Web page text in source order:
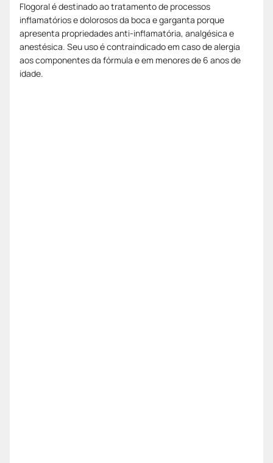
Flogoral é destinado ao tratamento de processos
inflamatórios e dolorosos da boca e garganta porque
apresenta propriedades anti-inflamatória, analgésica e
anestésica. Seu uso é contraindicado em caso de alergia
aos componentes da fórmula e em menores de 6 anos de
idade.